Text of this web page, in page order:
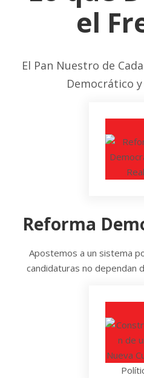
el
El Pan Nuestro de
Democrático
Reforma
Apostemos a un sistema
candidaturas no dependan